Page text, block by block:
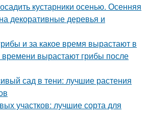
кустарники осенью. Осенняя
декоративные деревья и
и за какое время вырастают в
времени вырастают грибы после
сад в тени: лучшие растения
участков: лучшие сорта для